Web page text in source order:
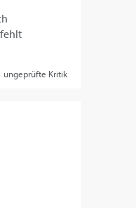
ungeprüfte Kritik